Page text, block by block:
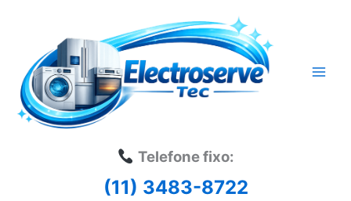
conteúdo
Telefone fixo:
(11) 3483-8722